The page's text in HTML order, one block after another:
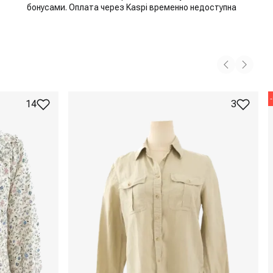
бонусами. Оплата через Kaspi временно недоступна
14 3 -